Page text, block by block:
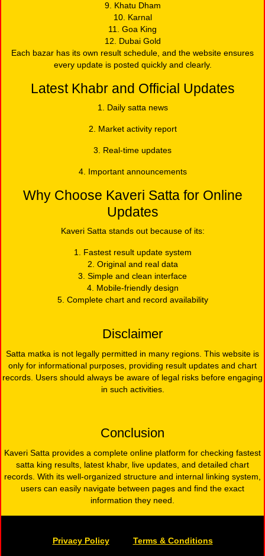
9. Khatu Dham
10. Karnal
11. Goa King
12. Dubai Gold
Each bazar has its own result schedule, and the website ensures
every update is posted quickly and clearly.
Latest Khabr and Official Updates
1. Daily satta news
2. Market activity report
3. Real-time updates
4. Important announcements
Why Choose Kaveri Satta for Online
Updates
Kaveri Satta stands out because of its:
1. Fastest result update system
2. Original and real data
3. Simple and clean interface
4. Mobile-friendly design
5. Complete chart and record availability
Disclaimer
Satta matka is not legally permitted in many regions. This website is
only for informational purposes, providing result updates and chart
records. Users should always be aware of legal risks before engaging
in such activities.
Conclusion
Kaveri Satta provides a complete online platform for checking fastest
satta king results, latest khabr, live updates, and detailed chart
records. With its well-organized structure and internal linking system,
users can easily navigate between pages and find the exact
information they need.
Privacy Policy Terms & Conditions